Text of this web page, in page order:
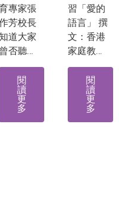
專家張
芳校長
道大家
曾否聽…
閱
讀
更
多
習「愛的
語言」 撰
文：香港
家庭教…
閱
讀
更
多